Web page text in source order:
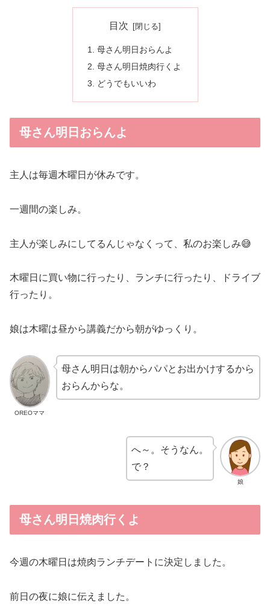
目次
母さん明日おらんよ
母さん明日焼肉行くよ
どうでもいいわ
母さん明日おらんよ
主人は毎週木曜日が休みです。
一週間の楽しみ。
主人が楽しみにしてるんじゃなくって、私のお楽しみ😅
木曜日に買い物に行ったり、ランチに行ったり、ドライブ
行ったり。
娘は木曜は昼から講義だから朝がゆっくり。
OREOママ
母さん明日は朝からパパとお出かけするから
おらんからな。
娘
へ～。そうなん。
で？
母さん明日焼肉行くよ
今週の木曜日は焼肉ランチデートに決定しました。
前日の夜に娘に伝えました。